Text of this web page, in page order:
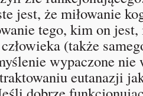
jest, że miłowanie
tego, kim on
(także
wypaczone
eutanazji